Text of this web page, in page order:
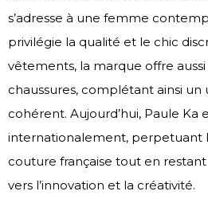
s’adresse à une femme
privilégie la qualité et le chic
vêtements, la marque offre
chaussures, complétant ainsi un
cohérent. Aujourd’hui, Paule Ka
internationalement, perpetuant
couture française tout en
vers l’innovation et la créativité.